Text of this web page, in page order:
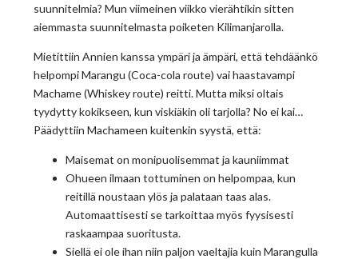
suunnitelmia? Mun viimeinen viikko vierähtikin sitten
aiemmasta suunnitelmasta poiketen Kilimanjarolla.
Mietittiin Annien kanssa ympäri ja ämpäri, että tehdäänkö
helpompi Marangu (Coca-cola route) vai haastavampi
Machame (Whiskey route) reitti. Mutta miksi oltais
tyydytty kokikseen, kun viskiäkin oli tarjolla? No ei kai…
Päädyttiin Machameen kuitenkin syystä, että:
Maisemat on monipuolisemmat ja kauniimmat
Ohueen ilmaan tottuminen on helpompaa, kun
reitillä noustaan ylös ja palataan taas alas.
Automaattisesti se tarkoittaa myös fyysisesti
raskaampaa suoritusta.
Siellä ei ole ihan niin paljon vaeltajia kuin Marangulla